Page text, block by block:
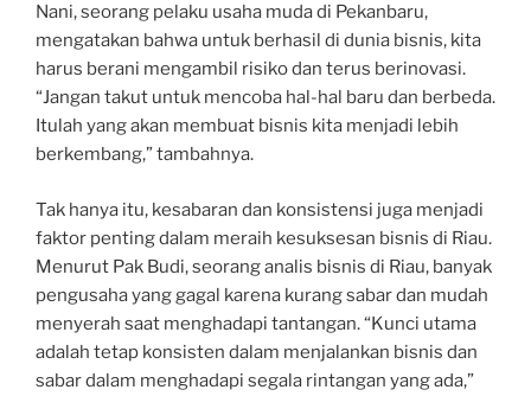
Nani, seorang pelaku usaha muda di Pekanbaru,
mengatakan bahwa untuk berhasil di dunia bisnis, kita
harus berani mengambil risiko dan terus berinovasi.
“Jangan takut untuk mencoba hal-hal baru dan berbeda.
Itulah yang akan membuat bisnis kita menjadi lebih
berkembang,” tambahnya.
Tak hanya itu, kesabaran dan konsistensi juga menjadi
faktor penting dalam meraih kesuksesan bisnis di Riau.
Menurut Pak Budi, seorang analis bisnis di Riau, banyak
pengusaha yang gagal karena kurang sabar dan mudah
menyerah saat menghadapi tantangan. “Kunci utama
adalah tetap konsisten dalam menjalankan bisnis dan
sabar dalam menghadapi segala rintangan yang ada,”